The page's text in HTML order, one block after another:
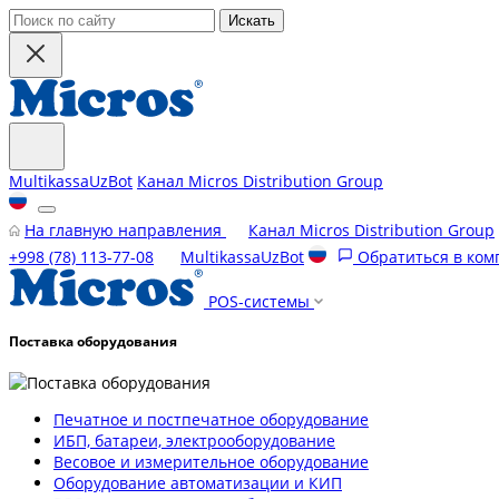
Искать
MultikassaUzBot Канал Micros Distribution Group
На главную направления
Канал Micros Distribution Group
+998 (78) 113-77-08
MultikassaUzBot Обратиться в
POS-системы
Поставка оборудования
Печатное и постпечатное оборудование
ИБП, батареи, электрооборудование
Весовое и измерительное оборудование
Оборудование автоматизации и КИП